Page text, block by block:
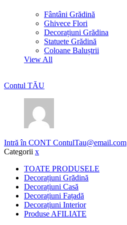
Fântâni Grădină
Ghivece Flori
Decorațiuni Grădina
Statuete Grădină
Coloane Baluștrii
View All
Contul TĂU
Intră în CONT ContulTau@email.com
Categorii x
TOATE PRODUSELE
Decorațiuni Grădină
Decorațiuni Casă
Decorațiuni Fațadă
Decorațiuni Interior
Produse AFILIATE